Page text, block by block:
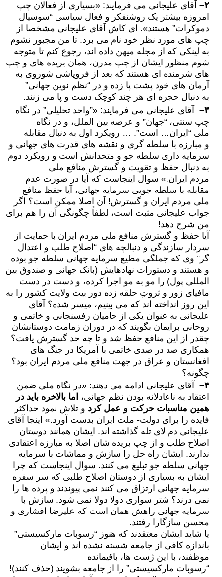
۲– آقای علیجانی می فرمایند: «بسیاری از فعالان چپ
امروزه بیشتر یک روشنفکر و فعال سیاسی “سوسیال
دموکرات” هستند». ای کاش آقای علیجانی مشخصا از
چپ های مورد نظر خود نام می برد. تا من مجبور نشوم
به لینکی که از مجله میهن داده اند، رجوع کنم تا متوجه
شوم منظور ایشان از چپ مدرن، همان بریده های و چپ
های شرمنده ای هستند که بعد از فروپاشی شوروی به
آرمان های خود پشت پا زده و در “نظم نوین جهانی”
به دنبال حجره ای هر چند کوچک دست و پا می زنند.
۳– آقای علیجانی می فرمایند: «”واحد تحلیلی” در نگاه
چپ سنتی، “جهان” و عرصه بین الملل، و در نگاه
ملی “ایران… است”. … رویکرد اول به دنبال مقابله
و مبارزه با سلطه گری و نقشه های قدرت های جهانی و
سرمایه داری سلطه جو و متحدانش است و رویکرد دوم
به دنبال حفظ و تقویت و گسترش منافع ملی
مردم ایران.» سوال اینجاست که آیا در صورت عدم
مقابله با سلطه جویی سرمایه جهانی، آیا حفظ منافع
ملی مردم ایران و گسترش! آن اصلا ممکن است؟ اگر
جواب علیجانی مثبت است، لطفاً چگونگی آن را هم برای
من شرح دهد!
آیا حفظ و گسترش منافع ملی مردم ایران با حمایت از
سردار سازندگی و دنبالچه های “اصلاح طلب و اعتدال
گر” وی که جملگی مطیع سرمایه جهانی سلطه جو بوده
و هستند و دستورات نهادهایش (بانک جهانی و صندوق بین
المللی پول) را مو به مو اجرا کرده، و دست در دست
مافیای زور و ثروتِ حلقه زده دور بیت ولایت کشور را به
این روز انداخته اند که می بینیم، میسر شده؟ آقای
علیجانی به عنوان یکی از حامیان رفسنجانی و خاتمی و
روحانی برایمان بگویند که در دوران زمامت دوستانشان
چقدر از این منافع حفظ شد و تا چه حد گسترش یافت؟
همکاری صد در صدی خاتمی با آمریکا در جنگ های
افغانستان و عراق در جهت منافع ملی مردم ایران بود؟
چگونه؟
۴–
آقای علیجانی ادامه می دهند: «در نگاه ملی ضمن
اعتقاد به ناعادلانه بودن نظم جهانی،
اما بالاخره باید در
همین مناسبات حرکت و عمل کرد و تلاش نمود حداکثر
فایده را برای دولت- ملت ایران بدست آورد.» اینجا آقای
علیجانی دم لای تله گذاشته اند. ایشان همانند دوستان
اصلاح طلب و از چپ بریده شان اصلا به مبارزه اعتقادی
ندارند. ایشان راه حل را سازش و مماشات با سرمایه
جهانی سلطه جو تبلیغ می کنند. سوال اینجاست که چرا
ایشان به بسیاری از دوستان اصلاح طلبی که سر سفره
سرمایه جهانی ارتزاق می کنند نمی پیوندند و پرده ها را
نمی درند؟ شتر سواری دولا دولا نمی شود. سازش با
سرمایه جهانی راهش همان است که علیرضا افشاری و
محسن سازگارا رفتند.
یا شاید ایشان معتقدند که هنوز “رسوبات مارکسیستی”
باندازه کافی از جامعه شسته نشده اند و ایشان
موظفند، با این ژست ها، باقیمانده
“رسوبات مارکسیستی” را از جامعه بشویند (حذف کنند)!